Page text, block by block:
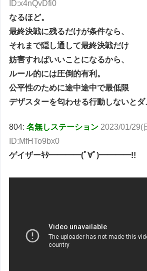
ID:x4nQvDfi0
なるほど。
最終決戦に残るだけが条件なら、
それまで隠し通して最終決戦だけ
妨害すればいいことになるから、
ルール的には圧倒的有利。
公平性のために途中途中で最低限
デザスターを匂わせる行動しないと
804:名無しステーション 2023/01/29(
ID:MfHTo9bx0
ゲイザーｷﾀ━━━━(ﾟ∀ﾟ)━━━━!!